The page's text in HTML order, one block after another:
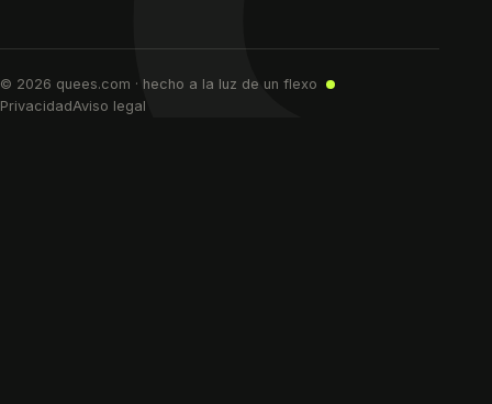
© 2026 quees.com · hecho a la luz de un flexo
PrivacidadAviso legal